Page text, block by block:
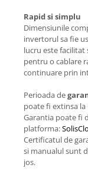
Rapid si simplu
Dimensiunile
invertorul sa fie
lucru este
pentru o cablare
continuare prin
Perioada de
poate fi extinsa la
Garantia poate fi
platforma:
Certificatul de
si manualul sunt
jos.